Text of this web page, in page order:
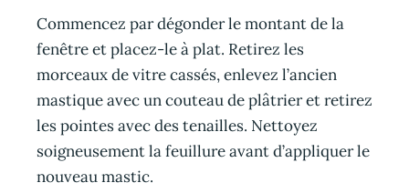
Commencez par dégonder le montant de la
fenêtre et placez-le à plat. Retirez les
morceaux de vitre cassés, enlevez l’ancien
mastique avec un couteau de plâtrier et retirez
les pointes avec des tenailles. Nettoyez
soigneusement la feuillure avant d’appliquer le
nouveau mastic.